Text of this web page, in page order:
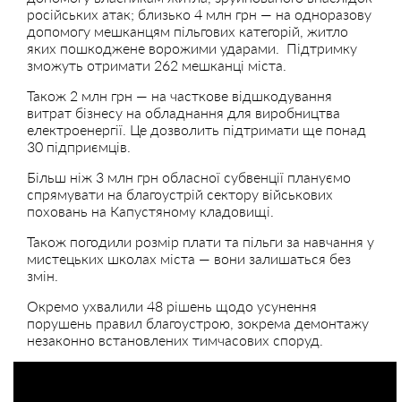
російських атак; близько 4 млн грн — на одноразову
допомогу мешканцям пільгових категорій, житло
яких пошкоджене ворожими ударами. Підтримку
зможуть отримати 262 мешканці міста.
Також 2 млн грн — на часткове відшкодування
витрат бізнесу на обладнання для виробництва
електроенергії. Це дозволить підтримати ще понад
30 підприємців.
Більш ніж 3 млн грн обласної субвенції плануємо
спрямувати на благоустрій сектору військових
поховань на Капустяному кладовищі.
Також погодили розмір плати та пільги за навчання у
мистецьких школах міста — вони залишаться без
змін.
Окремо ухвалили 48 рішень щодо усунення
порушень правил благоустрою, зокрема демонтажу
незаконно встановлених тимчасових споруд.